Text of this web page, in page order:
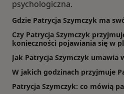
psychologiczna.
Gdzie Patrycja Szymczyk ma
Czy Patrycja Szymczyk
konieczności pojawiania się w
Jak Patrycja Szymczyk umawia
W jakich godzinach przyjmuje
Patrycja Szymczyk: co mówią